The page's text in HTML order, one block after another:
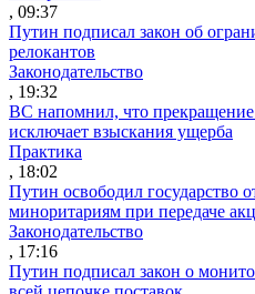
, 09:37
Путин подписал закон об
релокантов
Законодательство
, 19:32
ВС напомнил, что прекращение
исключает взыскания ущерба
Практика
, 18:02
Путин освободил государство
миноритариям при передаче
Законодательство
, 17:16
Путин подписал закон о